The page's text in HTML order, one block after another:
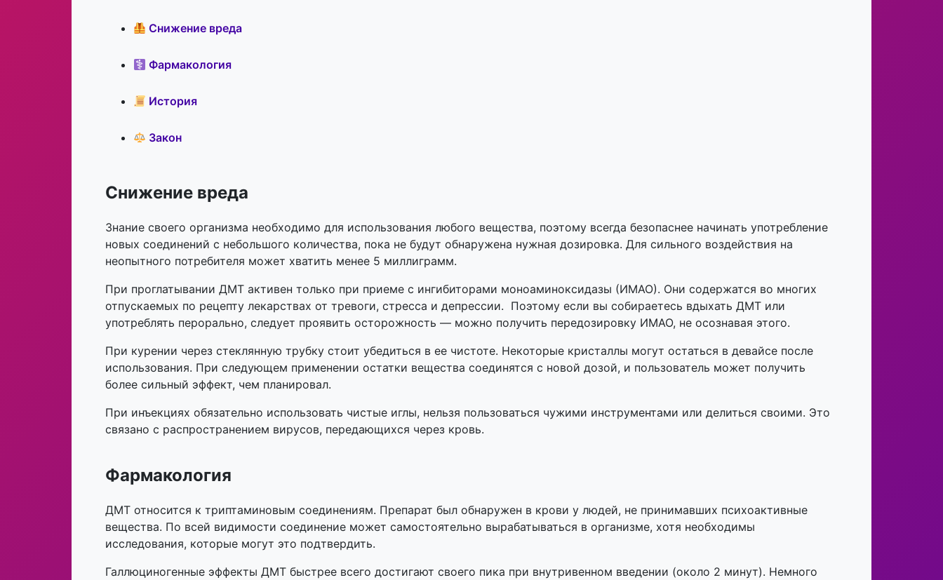
Снижение вреда
Фармакология
История
Закон
Снижение вреда
Знание своего организма необходимо для использования любого вещества, поэтому всегда безопаснее начинать употребление
новых соединений с небольшого количества, пока не будут обнаружена нужная дозировка. Для сильного воздействия на
неопытного потребителя может хватить менее 5 миллиграмм.
При проглатывании ДМТ активен только при приеме с ингибиторами моноаминоксидазы (ИМАО). Они содержатся во многих
отпускаемых по рецепту лекарствах от тревоги, стресса и депрессии. Поэтому если вы собираетесь вдыхать ДМТ или
употреблять перорально, следует проявить осторожность — можно получить передозировку ИМАО, не осознавая этого.
При курении через стеклянную трубку стоит убедиться в ее чистоте. Некоторые кристаллы могут остаться в девайсе после
использования. При следующем применении остатки вещества соединятся с новой дозой, и пользователь может получить
более сильный эффект, чем планировал.
При инъекциях обязательно использовать чистые иглы, нельзя пользоваться чужими инструментами или делиться своими. Это
связано с распространением вирусов, передающихся через кровь.
Фармакология
ДМТ относится к триптаминовым соединениям. Препарат был обнаружен в крови у людей, не принимавших психоактивные
вещества. По всей видимости соединение может самостоятельно вырабатываться в организме, хотя необходимы
исследования, которые могут это подтвердить.
Галлюциногенные эффекты ДМТ быстрее всего достигают своего пика при внутривенном введении (около 2 минут). Немного